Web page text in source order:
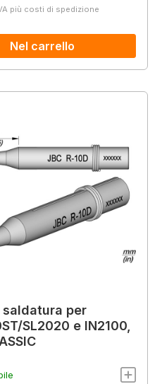
più costi di spedizione
Nel carrello
saldatura per
SL2020 e IN2100,